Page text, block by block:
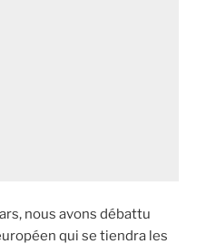
nous avons débattu
qui se tiendra les